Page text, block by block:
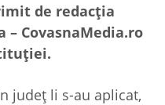
de redacția
– CovasnaMedia.ro
județ li s-au aplicat,